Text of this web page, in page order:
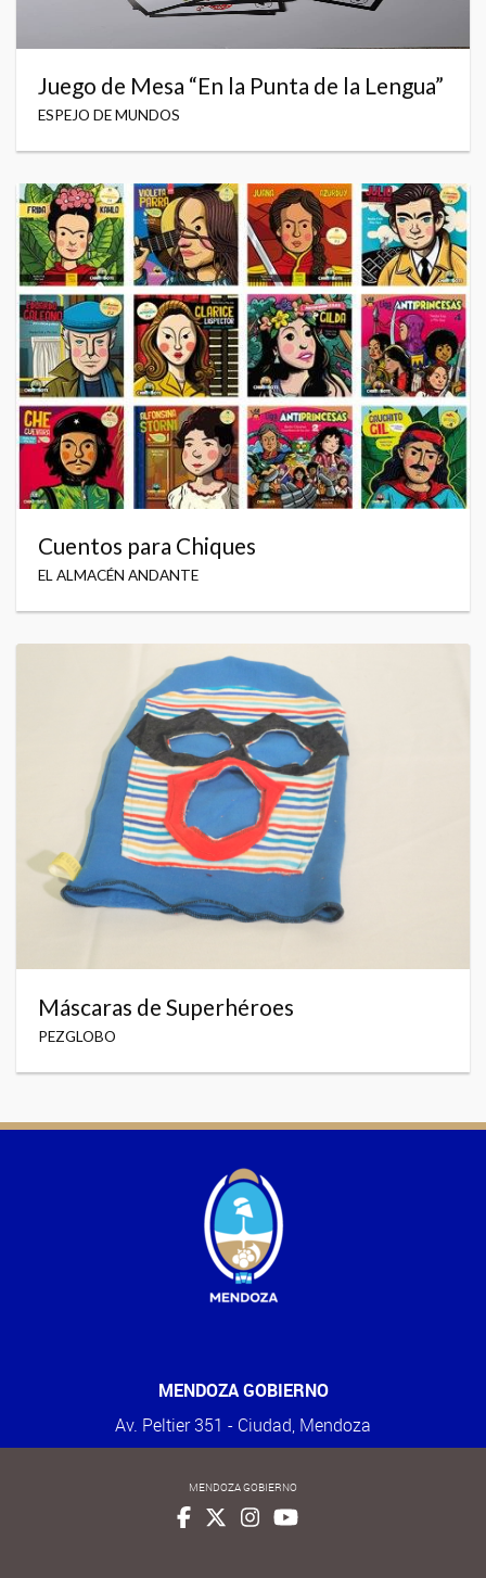
Juego de Mesa “En la Punta de la Lengua”
ESPEJO DE MUNDOS
Cuentos para Chiques
EL ALMACÉN ANDANTE
Máscaras de Superhéroes
PEZGLOBO
MENDOZA GOBIERNO
Av. Peltier 351 - Ciudad, Mendoza
MENDOZA GOBIERNO